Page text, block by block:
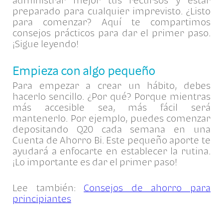
preparado para cualquier imprevisto. ¿Listo
para comenzar? Aquí te compartimos
consejos prácticos para dar el primer paso.
¡Sigue leyendo!
Empieza con algo pequeño
Para empezar a crear un hábito, debes
hacerlo sencillo. ¿Por qué? Porque mientras
más accesible sea, más fácil será
mantenerlo. Por ejemplo, puedes comenzar
depositando Q20 cada semana en una
Cuenta de Ahorro Bi. Este pequeño aporte te
ayudará a enfocarte en establecer la rutina.
¡Lo importante es dar el primer paso!
Lee también: Consejos de ahorro para
principiantes